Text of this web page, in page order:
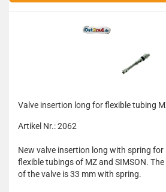
Valve insertion long for flexible tubing
Artikel Nr.: 2062
New valve insertion long with spring for
flexible tubings of MZ and SIMSON.
of the valve is 33 mm with spring.